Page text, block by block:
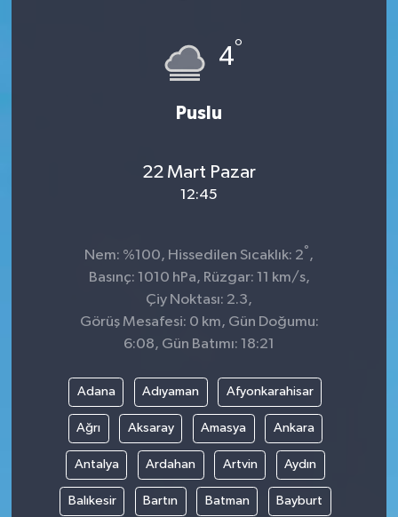
4°
Puslu
22 Mart Pazar
12:45
Nem: %100, Hissedilen Sıcaklık: 2° ,
Basınç: 1010 hPa, Rüzgar: 11 km/s,
Çiy Noktası: 2.3,
Görüş Mesafesi: 0 km, Gün Doğumu:
6:08, Gün Batımı: 18:21
Adana Adıyaman Afyonkarahisar
Ağrı Aksaray Amasya Ankara
Antalya Ardahan Artvin Aydın
Balıkesir Bartın Batman Bayburt